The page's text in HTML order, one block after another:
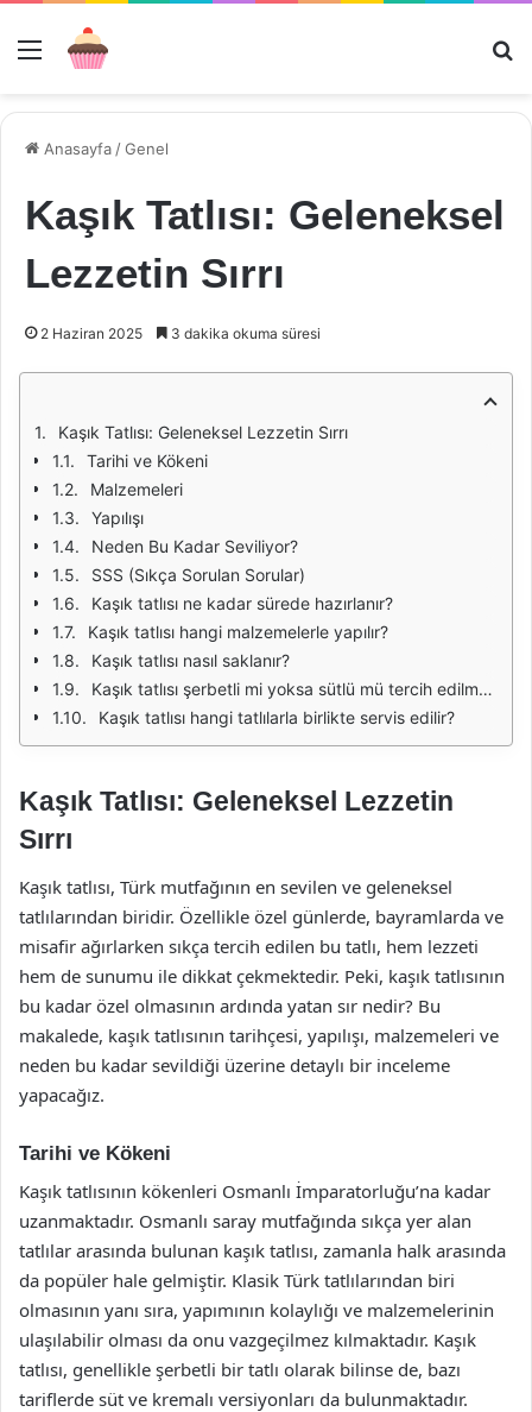
Menü
Anasayfa /Genel
Kaşık Tatlısı: Geleneksel
Lezzetin Sırrı
2 Haziran 2025 3 dakika okuma süresi
Kaşık Tatlısı: Geleneksel Lezzetin Sırrı
Tarihi ve Kökeni
Malzemeleri
Yapılışı
Neden Bu Kadar Seviliyor?
SSS (Sıkça Sorulan Sorular)
Kaşık tatlısı ne kadar sürede hazırlanır?
Kaşık tatlısı hangi malzemelerle yapılır?
Kaşık tatlısı nasıl saklanır?
Kaşık tatlısı şerbetli mi yoksa sütlü mü tercih edilmelidir?
Kaşık tatlısı hangi tatlılarla birlikte servis edilir?
Kaşık Tatlısı: Geleneksel Lezzetin
Sırrı
Kaşık tatlısı, Türk mutfağının en sevilen ve geleneksel
tatlılarından biridir. Özellikle özel günlerde, bayramlarda ve
misafir ağırlarken sıkça tercih edilen bu tatlı, hem lezzeti
hem de sunumu ile dikkat çekmektedir. Peki, kaşık tatlısının
bu kadar özel olmasının ardında yatan sır nedir? Bu
makalede, kaşık tatlısının tarihçesi, yapılışı, malzemeleri ve
neden bu kadar sevildiği üzerine detaylı bir inceleme
yapacağız.
Tarihi ve Kökeni
Kaşık tatlısının kökenleri Osmanlı İmparatorluğu’na kadar
uzanmaktadır. Osmanlı saray mutfağında sıkça yer alan
tatlılar arasında bulunan kaşık tatlısı, zamanla halk arasında
da popüler hale gelmiştir. Klasik Türk tatlılarından biri
olmasının yanı sıra, yapımının kolaylığı ve malzemelerinin
ulaşılabilir olması da onu vazgeçilmez kılmaktadır. Kaşık
tatlısı, genellikle şerbetli bir tatlı olarak bilinse de, bazı
tariflerde süt ve kremalı versiyonları da bulunmaktadır.